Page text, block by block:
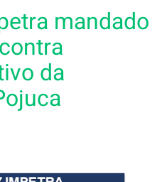
mandado
da